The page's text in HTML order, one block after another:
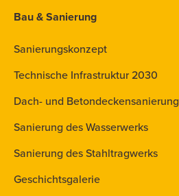
Bau & Sanierung
Sanierungskonzept
Technische Infrastruktur 2030
Dach- und Betondeckensanierung
Sanierung des Wasserwerks
Sanierung des Stahltragwerks
Geschichtsgalerie